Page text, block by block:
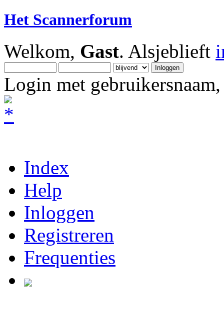
Het Scannerforum
Welkom, Gast. Alsjeblieft
Login met
Index
Help
Inloggen
Registreren
Frequenties